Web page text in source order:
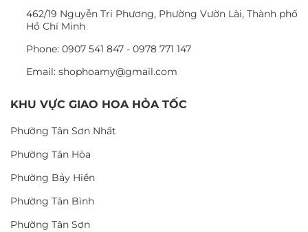
462/19 Nguyễn Tri Phương, Phường Vườn Lài, Thành phố
Hồ Chí Minh
Phone: 0907 541 847 - 0978 771 147
Email: shophoamy@gmail.com
KHU VỰC GIAO HOA HỎA TỐC
Phường Tân Sơn Nhất
Phường Tân Hòa
Phường Bảy Hiền
Phường Tân Bình
Phường Tân Sơn